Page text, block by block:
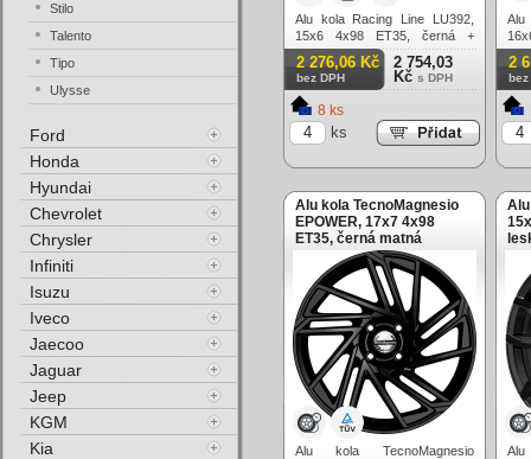
Alu kola Racing Line LU392,
15x6 4x98 ET35, černá +
leštění
2 276,06 Kč
bez DPH
2 754,03
Kč s DPH
8 ks
ks
Alu
2
bez
Alu kola TecnoMagnesio
EPOWER, 17x7 4x98
ET35, černá matná
Alu kola TecnoMagnesio
Alu
Stilo
Talento
Tipo
Ulysse
Ford
Honda
Hyundai
Chevrolet
Chrysler
Infiniti
Isuzu
Iveco
Jaecoo
Jaguar
Jeep
KGM
Kia